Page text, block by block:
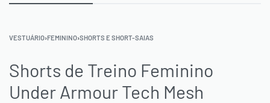
VESTUÁRIO›FEMININO›SHORTS E SHORT-SAIAS
Shorts de Treino Feminino
Under Armour Tech Mesh